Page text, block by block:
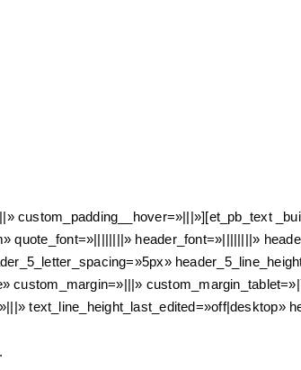
custom_padding__hover=»|||»][et_pb_text
quote_font=»||||||||» header_font=»||||||||»
custom_margin=»|||»
text_line_height_last_edited=»off|desktop»